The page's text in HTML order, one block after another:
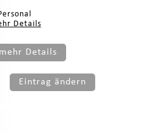
Details
mehr Details
Eintrag ändern